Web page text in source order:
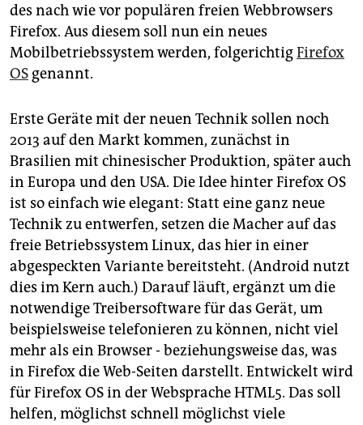
des nach wie vor populären freien Webbrowsers
Firefox. Aus diesem soll nun ein neues
Mobilbetriebssystem werden, folgerichtigFirefox
OS genannt.
Erste Geräte mit der neuen Technik sollen noch
2013 auf den Markt kommen, zunächst in
Brasilien mit chinesischer Produktion, später auch
in Europa und den USA. Die Idee hinter Firefox OS
ist so einfach wie elegant: Statt eine ganz neue
Technik zu entwerfen, setzen die Macher auf das
freie Betriebssystem Linux, das hier in einer
abgespeckten Variante bereitsteht. (Android nutzt
dies im Kern auch.) Darauf läuft, ergänzt um die
notwendige Treibersoftware für das Gerät, um
beispielsweise telefonieren zu können, nicht viel
mehr als ein Browser - beziehungsweise das, was
in Firefox die Web-Seiten darstellt. Entwickelt wird
für Firefox OS in der Websprache HTML5. Das soll
helfen, möglichst schnell möglichst viele